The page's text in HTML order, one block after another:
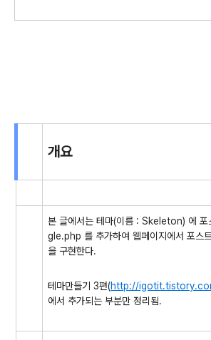
개요
본 글에서는 테마(이름 : Skeleton) 에 포
gle.php 를 추가하여 웹페이지에서 포스
을 구현한다.
테마만들기 3편(http://
에서 추가되는 부분만 정리됨.